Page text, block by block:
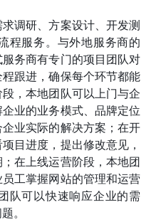
调研、方案设计、开发测
程服务。与外地服务商的
务商有专门的项目团队对
跟进，确保每个环节都能
，本地团队可以上门与企
业的业务模式、品牌定位
业实际的解决方案；在开
目进度，提出修改意见，
在上线运营阶段，本地团
工掌握网站的管理和运营
队可以快速响应企业的需
。